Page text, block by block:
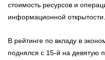
стоимость ресурсов и
информационной открытости.
В рейтинге по вкладу в
поднялся с 15‑й на девятую